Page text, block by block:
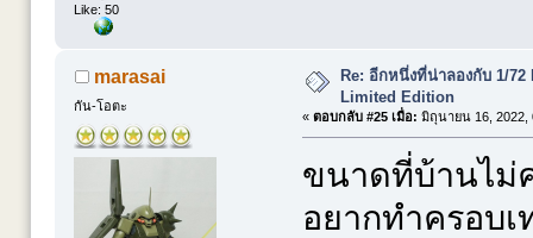
Like: 50
marasai
กัน-โอตะ
Re: อีกหนึ่งที่น่าลองกับ 1/72
Limited Edition
« ตอบกลับ #25 เมื่อ: มิถุนายน 16, 2022,
ขนาดที่บ้านไม่
อยากทำครอบ